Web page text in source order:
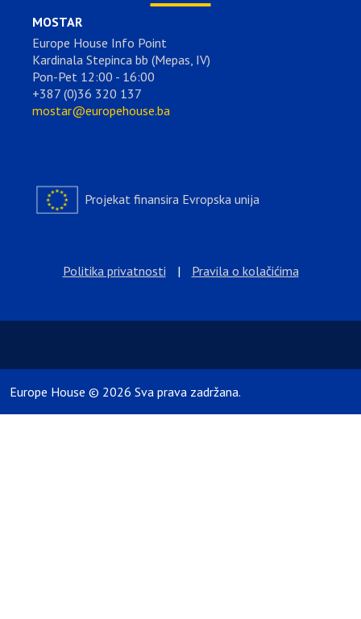
MOSTAR
Europe House Info Point
Kardinala Stepinca bb (Mepas, IV)
Pon-Pet 12:00 - 16:00
+387 (0)36 320 137
mostar@europehouse.ba
Projekat finansira Evropska unija
Politika privatnosti | Pravila o kolačićima
Europe House © 2026 Sva prava zadržana.